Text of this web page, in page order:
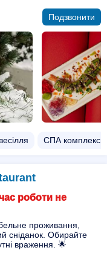
Подзвонити
СПА комплекси
роботи не
проживання,
сніданок. Обирайте
враження. 🌟